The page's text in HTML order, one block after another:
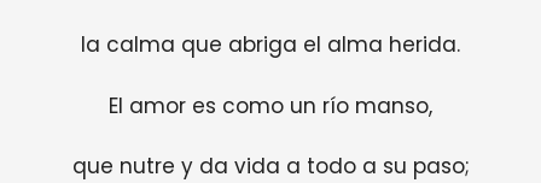
la calma que abriga el alma herida.
El amor es como un río manso,
que nutre y da vida a todo a su paso;